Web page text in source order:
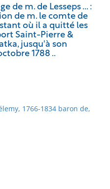
de m. de Lesseps ... :
de m. le comte de
où il a quitté les
Saint-Pierre &
jusqu'à son
1788 ..
1766-1834 baron de,
your criteria